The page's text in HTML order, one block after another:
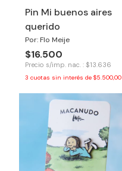
Pin Mi buenos aires
querido
Por: Flo Meije
$16.500
Precio s/imp. nac. : $13.636
3 cuotas sin interés de $5.500,00